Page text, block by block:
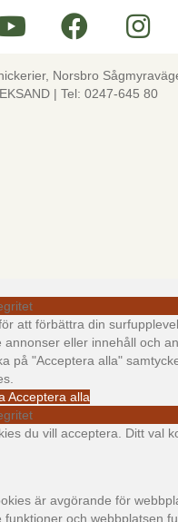
Norsbro
| Tel: 0247-645 80
att förbättra din
annonser eller innehåll och
på "Acceptera alla"
Acceptera alla
du vill acceptera. Ditt val
är avgörande för
funktioner och webbplatsen